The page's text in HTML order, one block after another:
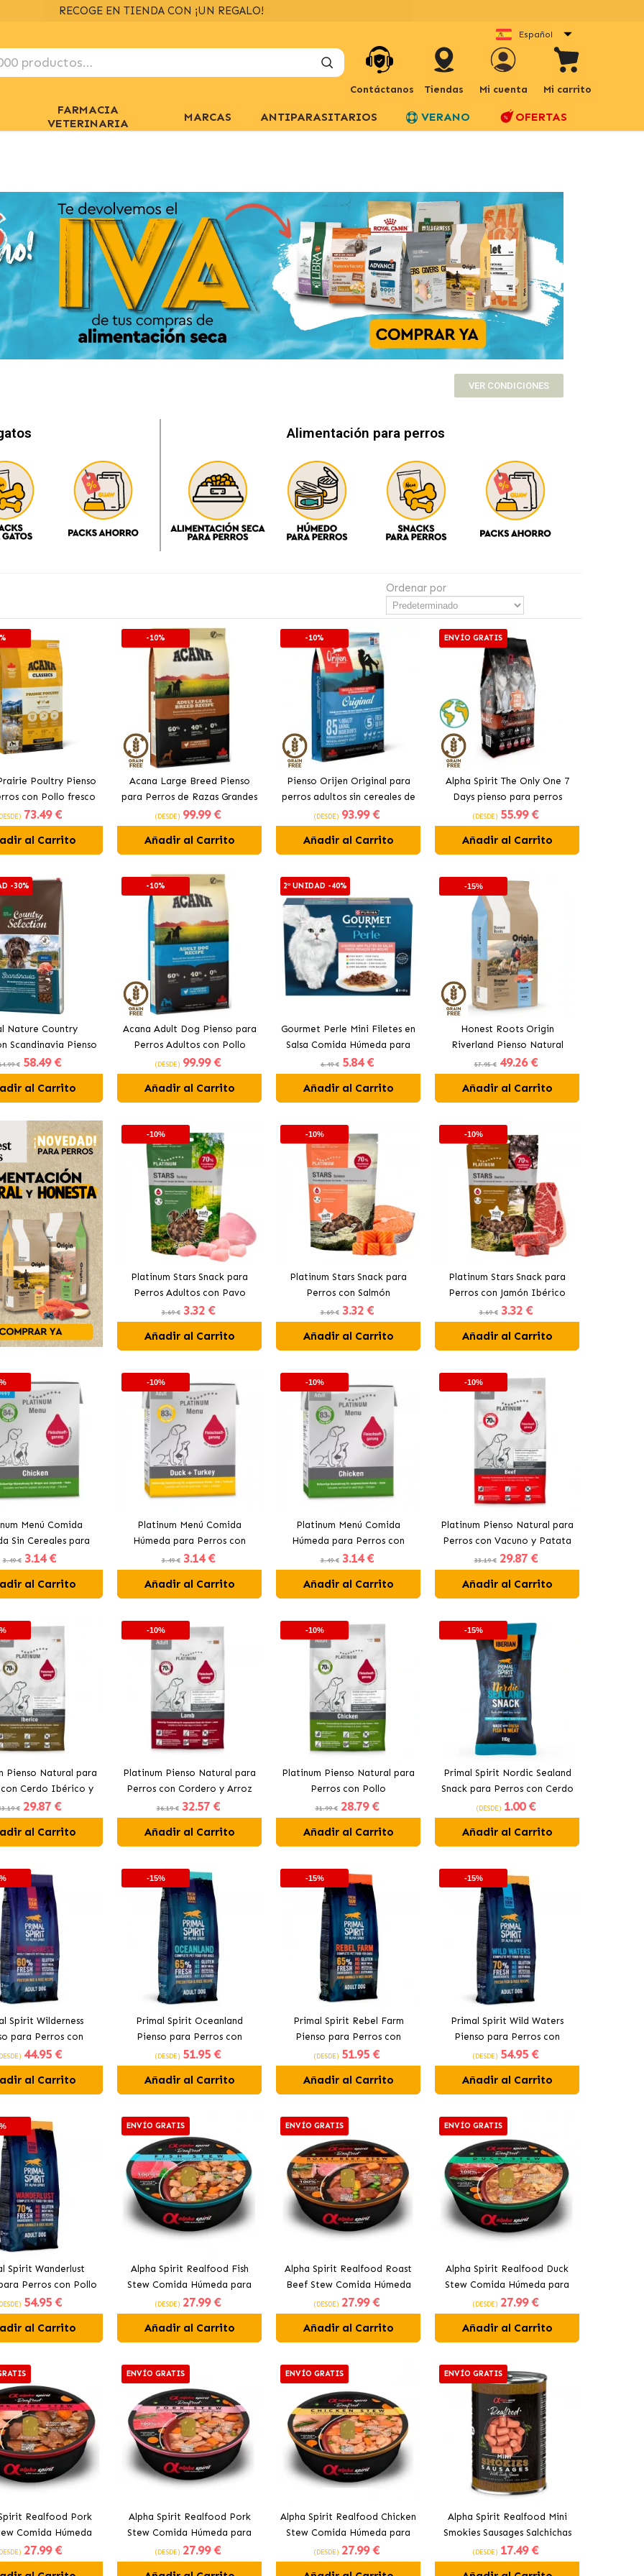
ENVÍOS GRATIS > 39€EN 24/48H+ INFO
Español
Contáctanos Tiendas Mi cuenta Mi carrito
FARMACIA
VETERINARIA
MARCAS ANTIPARASITARIOS VERANO OFERTAS
VER CONDICIONES
Alimentación para perros
Ordenar por
Poultry Pienso
con Pollo fresco
73.49 €
al Carrito
-10%
Acana Large Breed Pienso
para Perros de Razas Grandes
con Pollo
(DESDE) 99.99 €
Añadir al Carrito
-10%
Pienso Orijen Original para
perros adultos sin cereales de
pollo
(DESDE) 93.99 €
Añadir al Carrito
ENVÍO GRATIS
Alpha Spirit The Only One 7
Days pienso para perros
(DESDE) 55.99 €
Añadir al Carrito
-30%
Nature Country
Scandinavia Pienso
Perros Adultos con
Salmón
€ 58.49 €
al Carrito
-10%
Acana Adult Dog Pienso para
Perros Adultos con Pollo
(DESDE) 99.99 €
Añadir al Carrito
2ª UNIDAD -40%
Gourmet Perle Mini Filetes en
Salsa Comida Húmeda para
Gatos Surtido Carnes
6.49 € 5.84 €
Añadir al Carrito
-15%
Honest Roots Origin
Riverland Pienso Natural
Para Perros con Salmón y
Vacuno
57.95 € 49.26 €
Añadir al Carrito
-10%
Platinum Stars Snack para
Perros Adultos con Pavo
3.69 € 3.32 €
Añadir al Carrito
-10%
Platinum Stars Snack para
Perros con Salmón
3.69 € 3.32 €
Añadir al Carrito
-10%
Platinum Stars Snack para
Perros con Jamón Ibérico
3.69 € 3.32 €
Añadir al Carrito
Menú Comida
Sin Cereales para
con Pollo
3.49 € 3.14 €
al Carrito
-10%
Platinum Menú Comida
Húmeda para Perros con
Pato y Pavo
3.49 € 3.14 €
Añadir al Carrito
-10%
Platinum Menú Comida
Húmeda para Perros con
Pollo
3.49 € 3.14 €
Añadir al Carrito
-10%
Platinum Pienso Natural para
Perros con Vacuno y Patata
33.19 € 29.87 €
Añadir al Carrito
Pienso Natural para
con Cerdo Ibérico y
Vegetales
€ 29.87 €
al Carrito
-10%
Platinum Pienso Natural para
Perros con Cordero y Arroz
36.19 € 32.57 €
Añadir al Carrito
-10%
Platinum Pienso Natural para
Perros con Pollo
31.99 € 28.79 €
Añadir al Carrito
-15%
Primal Spirit Nordic Sealand
Snack para Perros con Cerdo
y Pescado
(DESDE) 1.00 €
Añadir al Carrito
Spirit Wilderness
para Perros con
Pollo y Pescado
44.95 €
al Carrito
-15%
Primal Spirit Oceanland
Pienso para Perros con
Pescado Fresco y Pollo
(DESDE) 51.95 €
Añadir al Carrito
-15%
Primal Spirit Rebel Farm
Pienso para Perros con
Pescado y Pollo
(DESDE) 51.95 €
Añadir al Carrito
-15%
Primal Spirit Wild Waters
Pienso para Perros con
Pescado y Pollo
(DESDE) 54.95 €
Añadir al Carrito
Spirit Wanderlust
Perros con Pollo
y Pescado
54.95 €
al Carrito
ENVÍO GRATIS
Alpha Spirit Realfood Fish
Stew Comida Húmeda para
Perros Estofado de Atún
(DESDE) 27.99 €
Añadir al Carrito
ENVÍO GRATIS
Alpha Spirit Realfood Roast
Beef Stew Comida Húmeda
para Perros Estofado de
Ternera
(DESDE) 27.99 €
Añadir al Carrito
ENVÍO GRATIS
Alpha Spirit Realfood Duck
Stew Comida Húmeda para
Perros Estofado de Pato
(DESDE) 27.99 €
Añadir al Carrito
Realfood Pork
Comida Húmeda
Estofado de
de Cerdo
27.99 €
ENVÍO GRATIS
Alpha Spirit Realfood Pork
Stew Comida Húmeda para
Perros Estofado de Cerdo
(DESDE) 27.99 €
ENVÍO GRATIS
Alpha Spirit Realfood Chicken
Stew Comida Húmeda para
Perros Estofado de Pollo
(DESDE) 27.99 €
ENVÍO GRATIS
Alpha Spirit Realfood Mini
Smokies Sausages Salchichas
Pequeñas para Perros con
Cerdo y Hierbas
(DESDE) 17.49 €